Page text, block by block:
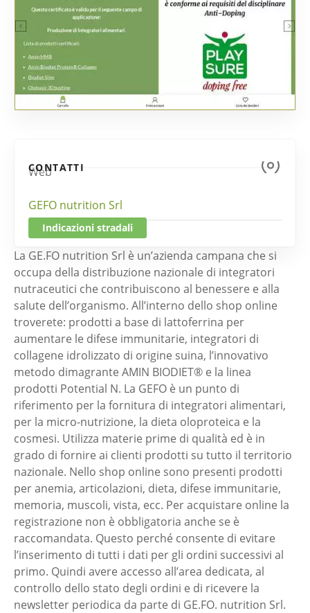
CONTATTI
Web
GEFO nutrition Srl
Indicazioni stradali
La GE.FO nutrition Srl è un’azienda campana che si
occupa della distribuzione nazionale di integratori
nutraceutici che contribuiscono al benessere e alla
salute dell’organismo. All’interno dello shop online
troverete: prodotti a base di lattoferrina per
aumentare le difese immunitarie, integratori di
collagene idrolizzato di origine suina, l’innovativo
metodo dimagrante AMIN BIODIET® e la linea
prodotti Potential N. La GEFO è un punto di
riferimento per la fornitura di integratori alimentari,
per la micro-nutrizione, la dieta oloproteica e la
cosmesi. Utilizza materie prime di qualità ed è in
grado di fornire ai clienti prodotti su tutto il territorio
nazionale. Nello shop online sono presenti prodotti
per anemia, articolazioni, dieta, difese immunitarie,
memoria, muscoli, vista, ecc. Per acquistare online la
registrazione non è obbligatoria anche se è
raccomandata. Questo perché consente di evitare
l’inserimento di tutti i dati per gli ordini successivi al
primo. Quindi avere accesso all’area dedicata, al
controllo dello stato degli ordini e di ricevere la
newsletter periodica da parte di GE.FO. nutrition Srl.